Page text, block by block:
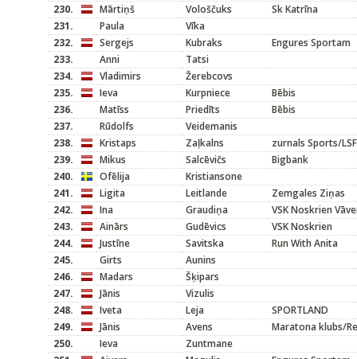
230.
Mārtiņš Vološčuks
Sk Katrīna
231.
Paula
Vīka
232.
Sergejs Kubraks
Engures Sportam
233.
Anni
Tatsi
234.
Vladimirs
Žerebcovs
235.
Ieva Kurpniece
Bēbis
236.
Matīss Priedīts
Bēbis
237.
Rūdolfs
Veidemanis
238.
Kristaps Zaļkalns
zurnals Sports/
239.
Mikus Salcēvičs
Bigbank
240.
Ofēlija
Kristiansone
241.
Ligita Leitlande
Zemgales Ziņas
242.
Ina Graudiņa
VSK Noskrien
243.
Ainārs Gudēvics
VSK Noskrien
244.
Justīne Savitska
Run With Anita
245.
Girts
Aunins
246.
Madars
Šķipars
247.
Jānis
Vizulis
248.
Iveta Leja
SPORTLAND
249.
Jānis Avens
Maratona klubs/
250.
Ieva
Zuntmane